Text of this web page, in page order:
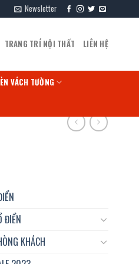
Newsletter
TRANG TRÍ NỘI THẤT LIÊN HỆ
VÁCH TƯỜNG
ĐIỂN
KHÁCH